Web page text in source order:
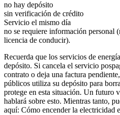
no hay depósito
sin verificación de crédito
Servicio el mismo día
no se requiere información personal
licencia de conducir).
Recuerda que los servicios de
depósito. Si cancela el servicio
contrato o deja una factura
públicos utiliza su depósito para
protege en esta situación. Un futuro
hablará sobre esto. Mientras tanto,
aquí: Cómo encender la electricidad